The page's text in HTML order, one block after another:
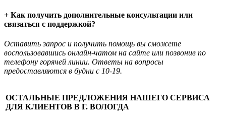
+ Как получить дополнительные консультации или
связаться с поддержкой?
Оставить запрос и получить помощь вы сможете
воспользовавшись онлайн-чатом на сайте или позвонив по
телефону горячей линии. Ответы на вопросы
предоставляются в будни с 10-19.
ОСТАЛЬНЫЕ ПРЕДЛОЖЕНИЯ НАШЕГО СЕРВИСА
ДЛЯ КЛИЕНТОВ В Г. ВОЛОГДА